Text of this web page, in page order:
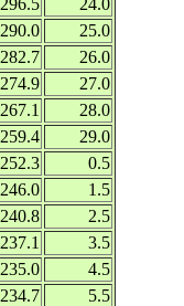
296.5
24.0
290.0
25.0
282.7
26.0
274.9
27.0
267.1
28.0
259.4
29.0
252.3
0.5
246.0
1.5
240.8
2.5
237.1
3.5
235.0
4.5
234.7
5.5